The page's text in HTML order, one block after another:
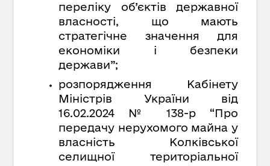
переліку об’єктів державної
власності, що мають
стратегічне значення для
економіки і безпеки
держави”;
розпорядження Кабінету
Міністрів України від
16.02.2024 № 138-р “Про
передачу нерухомого майна у
власність Колківської
селищної територіальної